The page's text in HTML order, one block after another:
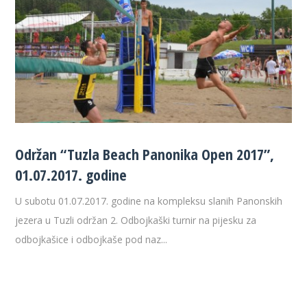
Održan “Tuzla Beach Panonika Open 2017”,
01.07.2017. godine
U subotu 01.07.2017. godine na kompleksu slanih Panonskih
jezera u Tuzli održan 2. Odbojkaški turnir na pijesku za
odbojkašice i odbojkaše pod naz...